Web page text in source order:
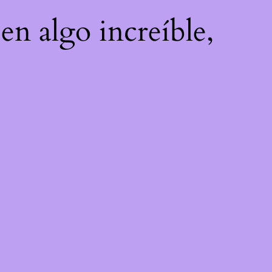
en algo increíble,